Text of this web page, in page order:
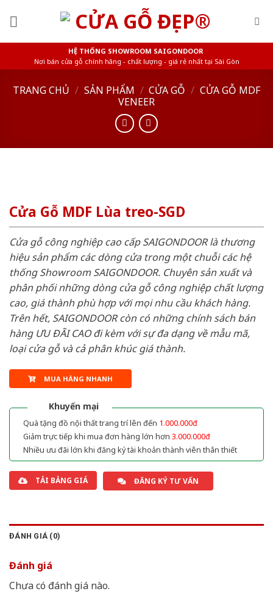
HỆ THỐNG SHOWROOM SAIGONDOOR
Nơi bán cửa gỗ chính hãng - chất lượng - giá rẻ nhất tại Sài Gòn
TRANG CHỦ / SẢN PHẨM / CỬA GỖ / CỬA GỖ MDF
VENEER
Cửa Gỗ MDF Lùa treo-SGD
Cửa gỗ công nghiệp cao cấp SAIGONDOOR là thương
hiệu sản phẩm các dòng cửa trong một chuỗi các hệ
thống Showroom SAIGONDOOR. Chuyên sản xuất và
phân phối những dòng cửa gỗ công nghiệp chất lượng
cao, giá thành phù hợp với mọi nhu cầu khách hàng.
Trên hết, SAIGONDOOR còn có những chính sách bán
hàng ƯU ĐÃI CAO đi kèm với sự đa dạng về mẫu mã,
loại cửa gỗ và cả phân khúc giá thành.
MUA HÀNG NHANH
Khuyến mại
Quà tặng đồ nội thất trang trí lên đến 1.000.000đ
Giảm trực tiếp khi mua đơn hàng lớn hơn 3.000.000đ
Nhiều ưu đãi lớn khi đăng ký tài khoản thành viên thân thiết
TẢI BẢNG GIÁ ĐĂNG KÝ TƯ VẤN
ĐÁNH GIÁ (0)
Đánh giá
Chưa có đánh giá nào.